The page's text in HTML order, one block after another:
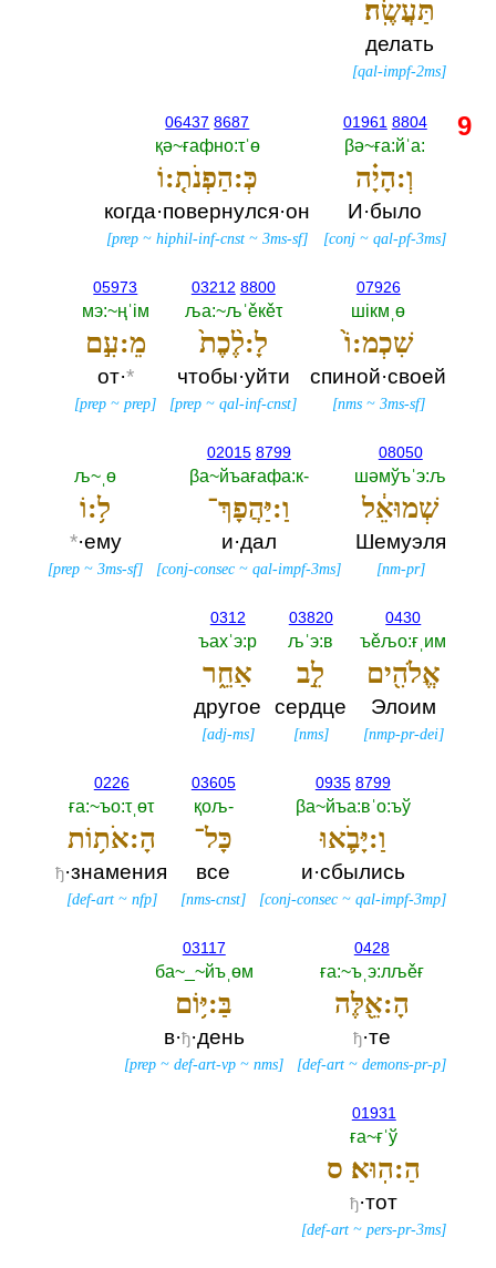
תַּעֲשֶֽׂה׃
делать
[qal-impf-2ms]
01961 8804
βә~ға:йˈа:‎
וְ:הָיָ֗ה
И·было
[conj ~qal-pf-3ms]
06437 8687
қә~ғафно:τˈө
כְּ:הַפְנֹת֤:וֹ
когда·повернулся·он
[prep ~hiphil-inf-cnst ~3ms-sf]
07926
шiкмˌө
שִׁכְמ:וֹ֙
спиной·своей
[nms~ 3ms-sf]
03212 8800
ља:~љˈěкěτ
לָ:לֶ֨כֶת֙
чтобы·уйти
[prep ~qal-inf-cnst]
05973
мэ:~ңˈiм
מֵ:עִ֣ם
от·*
[prep ~prep]
08050
шәмўъˈэ:љ
שְׁמוּאֵ֔ל
Шемуэля
[nm-pr]
02015 8799
βа~йъағафа:к-‎
וַ:יַּהֲפָךְ־
и·дал
[conj-consec ~qal-impf-3ms]
љ~ˌө
ל֥:וֹ
*·ему
[prep ~3ms-sf]
0430
ъěљо:ғˌим
אֱלֹהִ֖ים
Элоим
[nmp-pr-dei]
03820
љˈэ:в
לֵ֣ב
сердце
[nms]
0312
ъахˈэ:р
אַחֵ֑ר
другое
[adj-ms]
0935 8799
βа~йъа:вˈо:ъў
וַ:יָּבֹ֛אוּ
и·сбылись
[conj-consec ~qal-impf-3mp]
03605
қољ-‎
כָּל־
все
[nms-cnst]
0226
ға:~ъо:τˌөτ
הָ:אֹת֥וֹת
ђ·знамения
[def-art~ nfp]
0428
ға:~ъˌэ:лљěғ
הָ:אֵ֖לֶּה
ђ·те
[def-art ~demons-pr-p]
03117
ба~_~йъˌөм
בַּ:יּ֥וֹם
в·ђ·день
[prep ~def-art-vp ~nms]
01931
ға~ғˈў
הַ:הֽוּא׃ ס
ђ·тот
[def-art ~pers-pr-3ms]
9